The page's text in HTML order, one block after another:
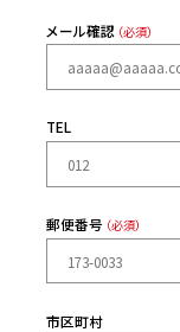
メール確認 （必須）
TEL
郵便番号 （必須）
市区町村